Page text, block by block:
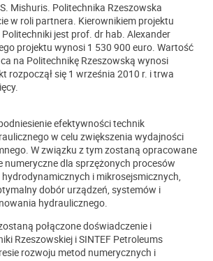
Mishuris. Politechnika Rzeszowska
w roli partnera. Kierownikiem projektu
jest prof. dr hab. Alexander
projektu wynosi 1 530 900 euro. Wartość
na Politechnikę Rzeszowską wynosi
rozpoczął się 1 września 2010 r. i trwa
efektywności technik
w celu zwiększenia wydajności
W związku z tym zostaną opracowane
numeryczne dla sprzężonych procesów
i mikrosejsmicznych,
dobór urządzeń, systemów i
hydraulicznego.
połączone doświadczenie i
Rzeszowskiej i SINTEF Petroleums
rozwoju metod numerycznych i